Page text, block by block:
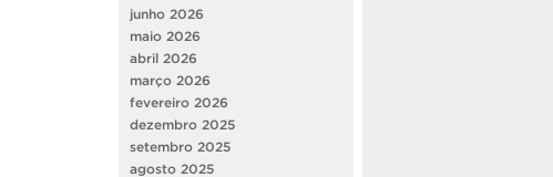
junho 2026
maio 2026
abril 2026
março 2026
fevereiro 2026
dezembro 2025
setembro 2025
agosto 2025